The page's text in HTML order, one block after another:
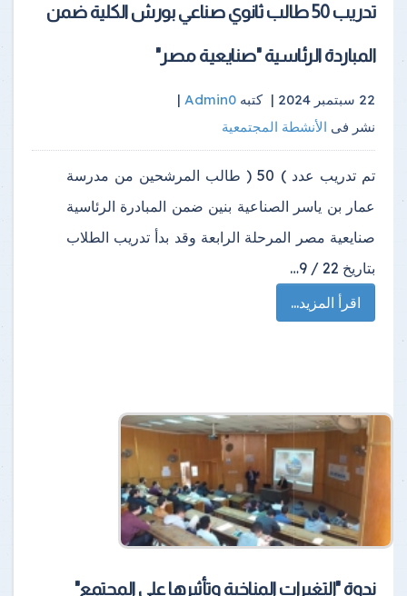
تدريب 50 طالب ثانوي صناعي بورش الكلية ضمن
المباردة الرئاسية "صنايعية مصر"
22 سبتمبر 2024 | كتبه Admin0
|
نشر فى الأنشطة المجتمعية
تم تدريب عدد ) 50 ( طالب المرشحين من مدرسة
عمار بن ياسر الصناعية بنين ضمن المبادرة الرئاسية
صنايعية مصر المرحلة الرابعة وقد بدأ تدريب الطلاب
بتاريخ 22 / 9…
اقرأ المزيد...
ندوة "التغيرات المناخية وتأثيرها على المجتمع"